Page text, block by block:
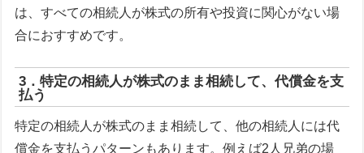
は、すべての相続人が株式の所有や投資に関心がない場
合におすすめです。
3．特定の相続人が株式のまま相続して、代償金を支
払う
特定の相続人が株式のまま相続して、他の相続人には代
償金を支払うパターンもあります。例えば2人兄弟の場